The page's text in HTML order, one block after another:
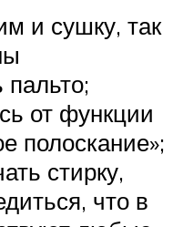
и сушку, так
от функции
полоскание»;
стирку,
что в